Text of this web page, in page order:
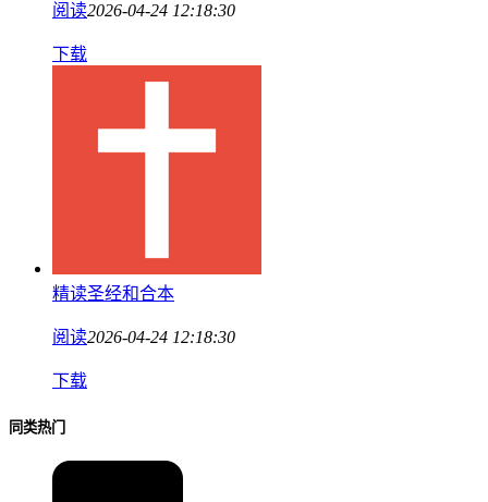
阅读2026-04-24 12:18:30
下载
精读圣经和合本
阅读2026-04-24 12:18:30
下载
同类热门